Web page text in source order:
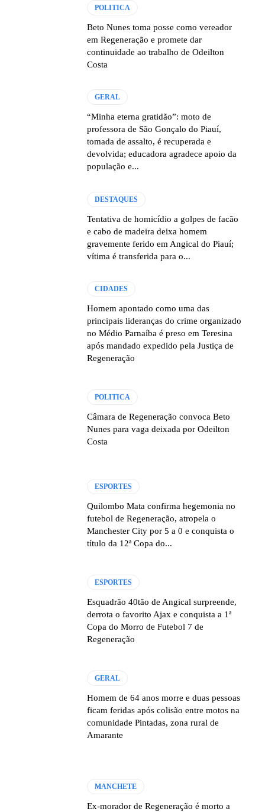
POLITICA
Beto Nunes toma posse como vereador
em Regeneração e promete dar
continuidade ao trabalho de Odeilton
Costa
GERAL
“Minha eterna gratidão”: moto de
professora de São Gonçalo do Piauí,
tomada de assalto, é recuperada e
devolvida; educadora agradece apoio da
população e...
DESTAQUES
Tentativa de homicídio a golpes de facão
e cabo de madeira deixa homem
gravemente ferido em Angical do Piauí;
vítima é transferida para o...
CIDADES
Homem apontado como uma das
principais lideranças do crime organizado
no Médio Parnaíba é preso em Teresina
após mandado expedido pela Justiça de
Regeneração
POLITICA
Câmara de Regeneração convoca Beto
Nunes para vaga deixada por Odeilton
Costa
ESPORTES
Quilombo Mata confirma hegemonia no
futebol de Regeneração, atropela o
Manchester City por 5 a 0 e conquista o
título da 12ª Copa do...
ESPORTES
Esquadrão 40tão de Angical surpreende,
derrota o favorito Ajax e conquista a 1ª
Copa do Morro de Futebol 7 de
Regeneração
GERAL
Homem de 64 anos morre e duas pessoas
ficam feridas após colisão entre motos na
comunidade Pintadas, zona rural de
Amarante
MANCHETE
Ex-morador de Regeneração é morto a